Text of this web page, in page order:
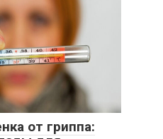
от гриппа: